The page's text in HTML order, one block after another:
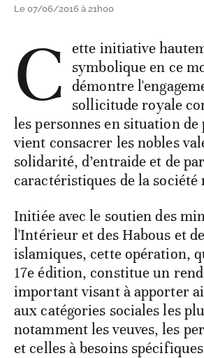
Le 07/06/2016 à 21h00
C ette initiative
symbolique en ce
démontre
sollicitude royale
les personnes en situation
vient consacrer les nobles
solidarité, d’entraide et de
caractéristiques de la société
Initiée avec le soutien des
l'Intérieur et des Habous et
islamiques, cette opération,
17e édition, constitue un
important visant à apporter
aux catégories sociales les
notamment les veuves, les
et celles à besoins